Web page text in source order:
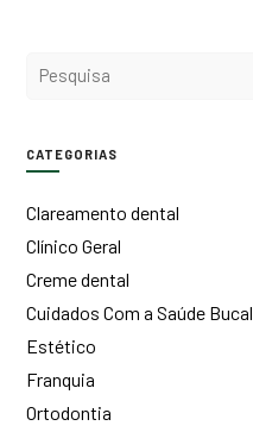
CATEGORIAS
Clareamento dental
Clínico Geral
Creme dental
Cuidados Com a Saúde Bucal
Estético
Franquia
Ortodontia